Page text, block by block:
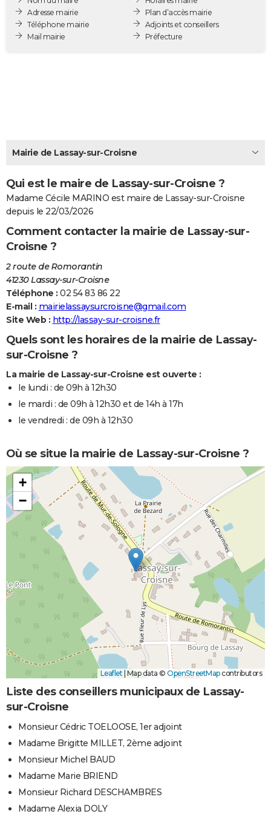
Destinations
City break
Voyage nature
Voyage de noces
Forum
Climat
PHOTO
GUIDES D'ACHAT
S'inscrire
Se connecter
Lycées
Collèges
Primaires
Universités
Entreprises
Service militaire
Avis de recherche
AVIS DE DÉCÈS
FORUM
Bricolage
Lifestyle
Culture
Sport
Auto
Television
Voyage
Cinema
Adresse mairie
Téléphone mairie
Mail mairie
Plan d’accès mairie
Adjoints et conseillers
Préfecture
Mairie de Lassay-sur-Croisne
Qui est le maire de Lassay-sur-Croisne ?
Madame Cécile MARINO est maire de Lassay-sur-Croisne
depuis le 22/03/2026
Comment contacter la mairie de Lassay-sur-
Croisne ?
2 route de Romorantin
41230 Lassay-sur-Croisne
Téléphone : 02 54 83 86 22
E-mail : mairielassaysurcroisne@gmail.com
Site Web : http://lassay-sur-croisne.fr
Quels sont les horaires de la mairie de Lassay-
sur-Croisne ?
La mairie de Lassay-sur-Croisne est ouverte :
le lundi : de 09h à 12h30
le mardi : de 09h à 12h30 et de 14h à 17h
le vendredi : de 09h à 12h30
Où se situe la mairie de Lassay-sur-Croisne ?
+
−
Leaflet Map data © OpenStreetMapcontributors
Liste des conseillers municipaux de Lassay-
sur-Croisne
Monsieur Cédric TOELOOSE, 1er adjoint
Madame Brigitte MILLET, 2ème adjoint
Monsieur Michel BAUD
Madame Marie BRIEND
Monsieur Richard DESCHAMBRES
Madame Alexia DOLY